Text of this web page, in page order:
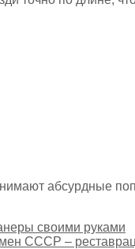
абсурдные
своими руками
СССР –